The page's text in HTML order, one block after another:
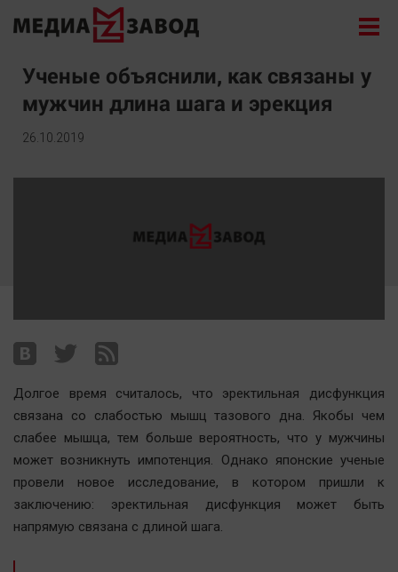
Новости
Экономика
Происшествия
Поиск
Наша победа
Общество
Политика
Экономика
Ученые объяснили, как связаны у
мужчин длина шага и эрекция
26.10.2019
Долгое время считалось, что эректильная дисфункция
связана со слабостью мышц тазового дна. Якобы чем
слабее мышца, тем больше вероятность, что у мужчины
может возникнуть импотенция. Однако японские ученые
провели новое исследование, в котором пришли к
заключению: эректильная дисфункция может быть
напрямую связана с длиной шага.